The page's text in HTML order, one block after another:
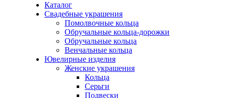
Каталог
Свадебные украшения
Помолвочные кольца
Обручальные кольца-дорожки
Обручальные кольца
Венчальные кольца
Ювелирные изделия
Женские украшения
Кольца
Серьги
Подвески